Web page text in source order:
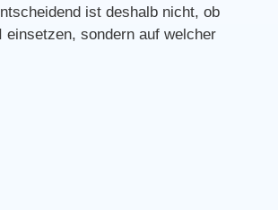
ist deshalb nicht, ob
einsetzen, sondern auf welcher